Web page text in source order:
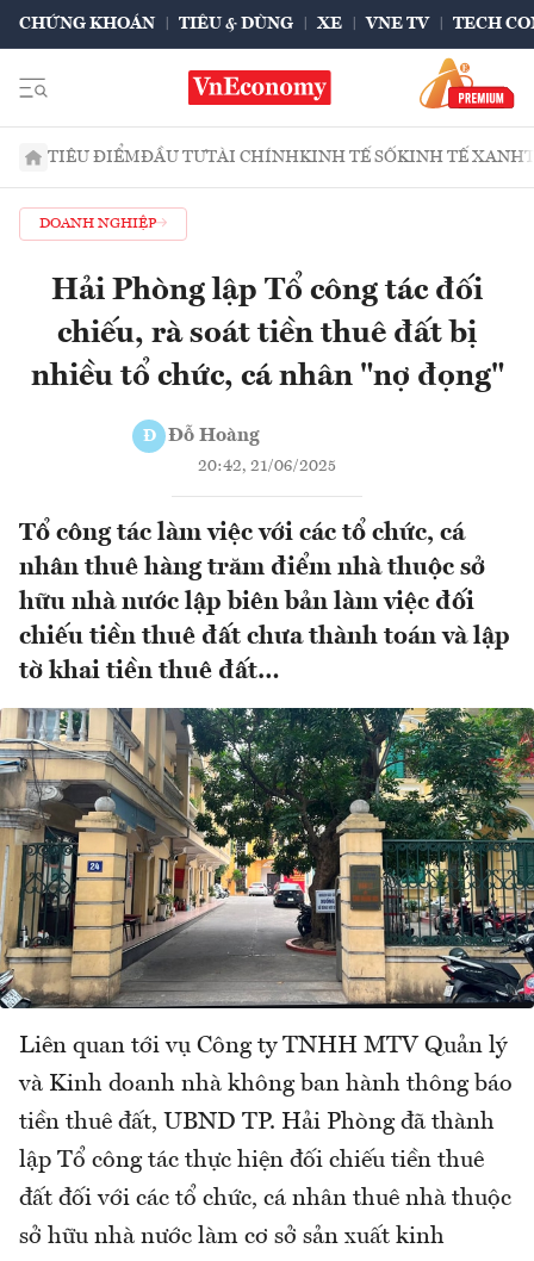
CHỨNG KHOÁN TIÊU & DÙNG XE VNE TV TECH
TIÊU ĐIỂMĐẦU TƯTÀI CHÍNHKINH TẾ SỐKINH TẾ XANH
DOANH NGHIỆP
Hải Phòng lập Tổ công tác đối
chiếu, rà soát tiền thuê đất bị
nhiều tổ chức, cá nhân "nợ đọng"
Đ Đỗ Hoàng
20:42, 21/06/2025
Tổ công tác làm việc với các tổ chức, cá
nhân thuê hàng trăm điểm nhà thuộc sở
hữu nhà nước lập biên bản làm việc đối
chiếu tiền thuê đất chưa thành toán và lập
tờ khai tiền thuê đất…
Liên quan tới vụ Công ty TNHH MTV Quản lý
và Kinh doanh nhà không ban hành thông báo
tiền thuê đất, UBND TP. Hải Phòng đã thành
lập Tổ công tác thực hiện đối chiếu tiền thuê
đất đối với các tổ chức, cá nhân thuê nhà thuộc
sở hữu nhà nước làm cơ sở sản xuất kinh